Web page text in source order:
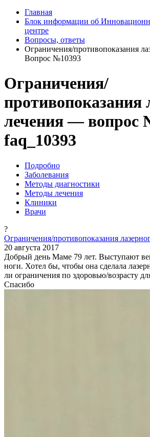
Главная
Блок информации об
центре
Вопросы, ответы
Ограничения/противопоказания
Вопрос №10393
Ограничения/
противопоказания
лечения — вопрос
faq_10393
Подробно
Заболевания
Методы диагностики
Методы лечения
Клиники
Врачи
?
Ограничения/противопоказания
20 августа 2017
Добрый день Маме 79 лет. Выступают
ноги. Хотел бы, чтобы она сделала
ли ограничения по здоровью/возрасту
Спасибо